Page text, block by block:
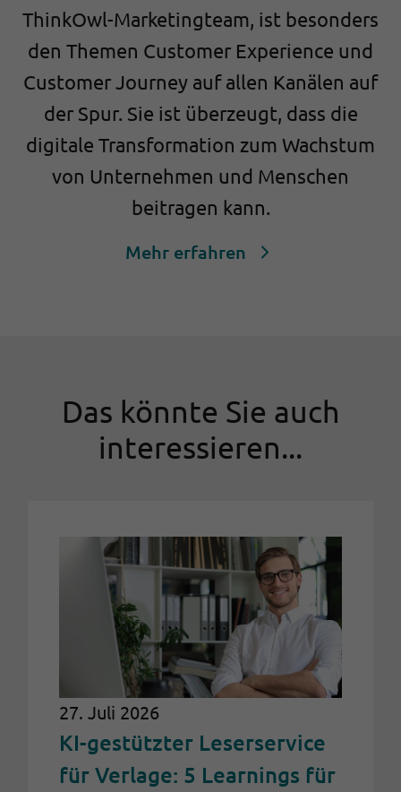
ThinkOwl-Marketingteam, ist besonders
den Themen Customer Experience und
Customer Journey auf allen Kanälen auf
der Spur. Sie ist überzeugt, dass die
digitale Transformation zum Wachstum
von Unternehmen und Menschen
beitragen kann.
Mehr erfahren
Das könnte Sie auch
interessieren...
27. Juli 2026
KI-gestützter Leserservice
für Verlage: 5 Learnings für